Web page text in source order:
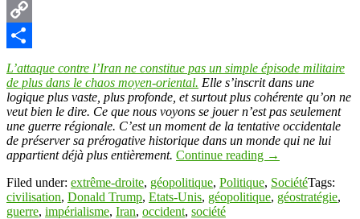
Pinterest
Copy
Link
Partager
L’attaque contre l’Iran ne constitue pas un simple épisode militaire
de plus dans le chaos moyen-oriental. Elle s’inscrit dans une
logique plus vaste, plus profonde, et surtout plus cohérente qu’on ne
veut bien le dire. Ce que nous voyons se jouer n’est pas seulement
une guerre régionale. C’est un moment de la tentative occidentale
de préserver sa prérogative historique dans un monde qui ne lui
appartient déjà plus entièrement. Continue reading →
Filed under: extrême-droite, géopolitique, Politique, SociétéTags:
civilisation, Donald Trump, Etats-Unis, géopolitique, géostratégie,
guerre, impérialisme, Iran, occident, société